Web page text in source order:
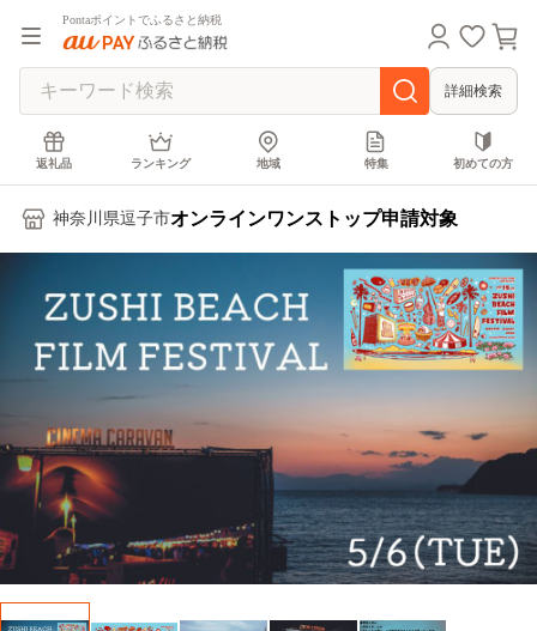
Pontaポイントでふるさと納税
詳細検索
返礼品 ランキング 地域 特集 初めての方
神奈川県逗子市オンラインワンストップ申請対象